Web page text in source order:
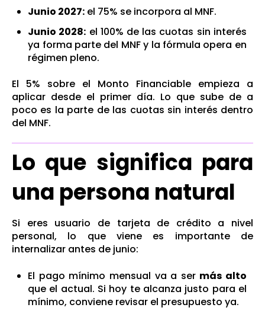
Junio 2027: el 75% se incorpora al MNF.
Junio 2028: el 100% de las cuotas sin interés
ya forma parte del MNF y la fórmula opera en
régimen pleno.
El 5% sobre el Monto Financiable empieza a
aplicar desde el primer día. Lo que sube de a
poco es la parte de las cuotas sin interés dentro
del MNF.
Lo que significa para
una persona natural
Si eres usuario de tarjeta de crédito a nivel
personal, lo que viene es importante de
internalizar antes de junio:
El pago mínimo mensual va a ser más alto
que el actual. Si hoy te alcanza justo para el
mínimo, conviene revisar el presupuesto ya.